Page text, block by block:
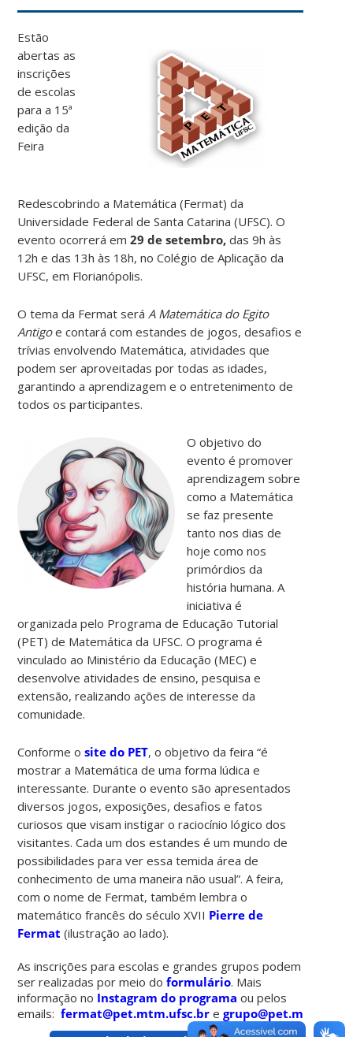
Estão
abertas as
inscrições
de escolas
para a 15ª
edição da
Feira
Redescobrindo a Matemática (Fermat) da
Universidade Federal de Santa Catarina (UFSC). O
evento ocorrerá em 29 de setembro, das 9h às
12h e das 13h às 18h, no Colégio de Aplicação da
UFSC, em Florianópolis.
O tema da Fermat seráA Matemática do Egito
Antigoe contará com estandes de jogos, desafios e
trívias envolvendo Matemática, atividades que
podem ser aproveitadas por todas as idades,
garantindo a aprendizagem e o entretenimento de
todos os participantes.
O objetivo do
evento é promover
aprendizagem sobre
como a Matemática
se faz presente
tanto nos dias de
hoje como nos
primórdios da
história humana. A
iniciativa é
organizada pelo Programa de Educação Tutorial
(PET) de Matemática da UFSC. O programa é
vinculado ao Ministério da Educação (MEC) e
desenvolve atividades de ensino, pesquisa e
extensão, realizando ações de interesse da
comunidade.
Conforme osite do PET, o objetivo da feira “é
mostrar a Matemática de uma forma lúdica e
interessante. Durante o evento são apresentados
diversos jogos, exposições, desafios e fatos
curiosos que visam instigar o raciocínio lógico dos
visitantes. Cada um dos estandes é um mundo de
possibilidades para ver essa temida área de
conhecimento de uma maneira não usual”. A feira,
com o nome de Fermat, também lembra o
matemático francês do século XVII Pierre de
Fermat (ilustração ao lado).
As inscrições para escolas e grandes grupos podem
ser realizadas por meio doformulário. Mais
informação no Instagram do programa ou pelos
emails:fermat@pet.mtm.ufsc.br e